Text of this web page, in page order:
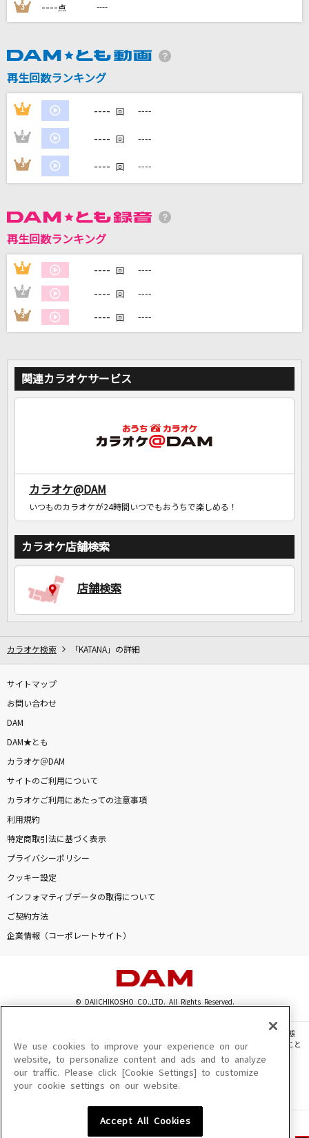
好きすぎて滅！
K
カラオケ最新情報をチェック！
3 ----点 ----
再生回数ランキング
1 ---- 回 ----
2 ---- 回 ----
3 ---- 回 ----
再生回数ランキング
1 ---- 回 ----
2 ---- 回 ----
3 ---- 回 ----
関連カラオケサービス
カラオケ@DAM
いつものカラオケが24時間いつでもおうちで楽しめる！
カラオケ店舗検索
店舗検索
カラオケ検索 「KATANA」の詳細
サイトマップ
お問い合わせ
DAM
DAM★とも
カラオケ＠DAM
サイトのご利用について
カラオケご利用にあたっての注意事項
利用規約
特定商取引法に基づく表示
プライバシーポリシー
クッキー設定
インフォマティブデータの取得について
ご契約方法
企業情報（コーポレートサイト）
© DAIICHIKOSHO CO.,LTD. All Rights Reserved.
このサイトに掲載されている一切の文章・画像・写真・動画・音声等を、手段や形態
を問わず、著作権法の定める範囲を超えて無断で複製、転載、ファイル化などすること
を禁じます。
楽曲及びコンテンツは、機種によりご利用いただけない場合があります。
楽曲及びコンテンツの配信日、配信内容が変更になる場合があります。
We use cookies to improve your experience on our
website, to personalize content and ads and to analyze
our traffic. Please click [Cookie Settings] to customize
your cookie settings on our website.
Accept All Cookies